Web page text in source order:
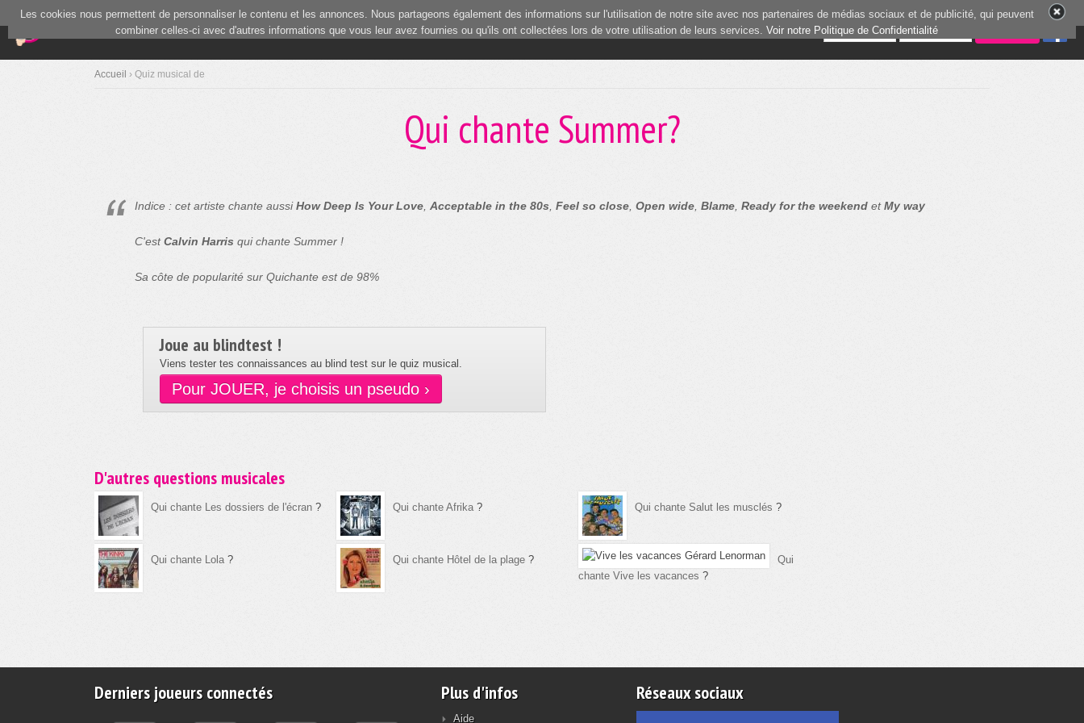
Blind Test(current)
Communauté 4 joueurs en ligne
Accueil › Quiz musical de
Qui chante Summer?
Indice : cet artiste chante aussiHow Deep Is Your Love Acceptable in the 80s Feel so close Open wide Blame Ready for the weekend etMy way
C'estCalvin Harris qui chante Summer !
Sa côte de popularité sur Quichante est de 98%
Joue au blindtest !
Viens tester tes connaissances au blind test sur le quiz musical.
Pour JOUER, je choisis un pseudo ›
D'autres questions musicales
Qui chante Les dossiers de l'écran ? Qui chante Afrika? Qui chante Salut les musclés ?
Qui chante Lola ? Qui chante Hôtel de la plage ?
Qui
chante Vive les vacances ?
Les cookies nous permettent de personnaliser le contenu et les annonces. Nous partageons également des informations sur l'utilisation de notre site avec nos partenaires de médias sociaux et de publicité, qui peuvent
combiner celles-ci avec d'autres informations que vous leur avez fournies ou qu'ils ont collectées lors de votre utilisation de leurs services. Voir notre Politique de Confidentialité
Derniers joueurs connectés Plus d'infos
Aide
Réseaux sociaux